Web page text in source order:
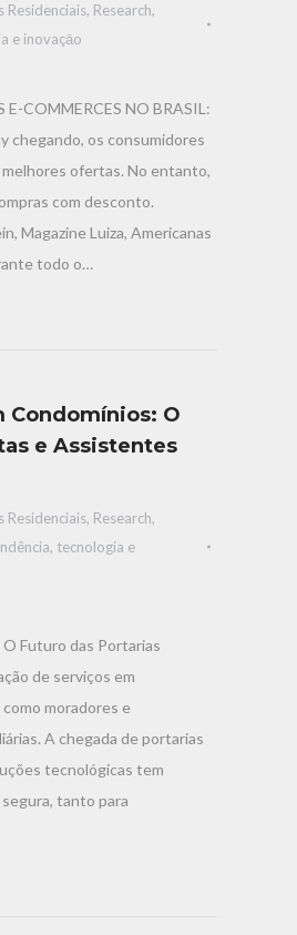
Residenciais, Research,
e inovaçāo
COMMERCES NO BRASIL:
chegando, os consumidores
melhores ofertas. No entanto,
com desconto.
Magazine Luiza, Americanas
todo o…
Condomínios: O
e Assistentes
Residenciais, Research,
tecnologia e
Futuro das Portarias
de serviços em
moradores e
A chegada de portarias
tecnológicas tem
tanto para